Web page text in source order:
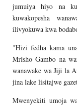
jumuiya hiyo na
kuwakopesha
ilivyokuwa kwa
"Hizi fedha kama
Mrisho Gambo na
wanawake wa Jiji la
jina lake lisitajwe
Mwenyekiti umoja